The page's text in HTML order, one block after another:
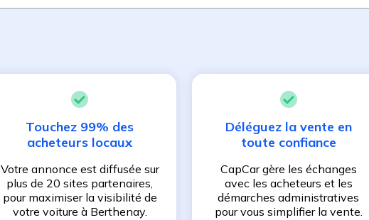
Touchez 99% des
acheteurs locaux
Votre annonce est diffusée sur
plus de 20 sites partenaires,
pour maximiser la visibilité de
votre voiture à Berthenay.
Déléguez la vente en
toute confiance
CapCar gère les échanges
avec les acheteurs et les
démarches administratives
pour vous simplifier la vente.